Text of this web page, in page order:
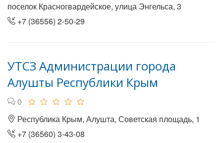
поселок Красногвардейское, улица Энгельса, 3
+7 (36556) 2-50-29
УТСЗ Администрации города
Алушты Республики Крым
0
Республика Крым, Алушта, Советская площадь, 1
+7 (36560) 3-43-08